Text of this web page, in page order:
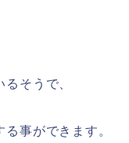
そうで、
事ができます。